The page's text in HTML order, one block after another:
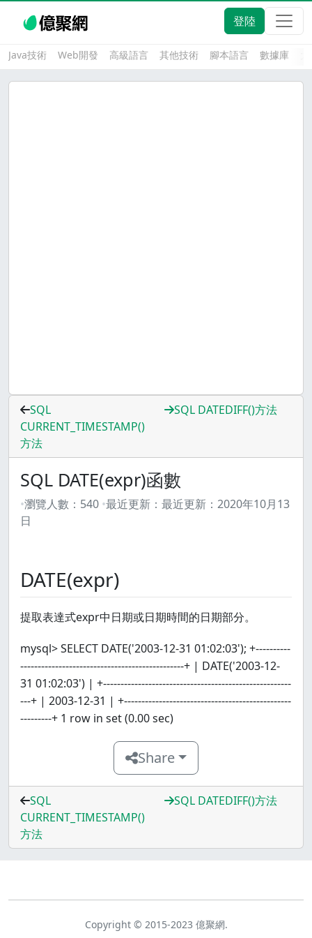
登陸
Java技術 Web開發 高級語言 其他技術 腳本語言 數據庫
SQL
CURRENT_TIMESTAMP()
方法
SQL DATEDIFF()方法
SQL DATE(expr)函數
瀏覽人數： 540 最近更新： 最近更新： 2020年10月13
日
DATE(expr)
提取表達式expr中日期或日期時間的日期部分。
mysql> SELECT DATE('2003-12-31 01:02:03'); +----------
-----------------------------------------------+ | DATE('2003-12-
31 01:02:03') | +------------------------------------------------------
---+ | 2003-12-31 | +------------------------------------------------
---------+ 1 row in set (0.00 sec)
Share
SQL
CURRENT_TIMESTAMP()
方法
SQL DATEDIFF()方法
Copyright © 2015-2023 億聚網.